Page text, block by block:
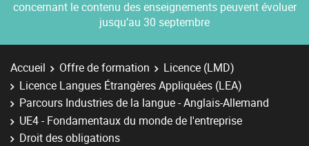
concernant le contenu des enseignements peuvent évoluer
jusqu’au 30 septembre
Accueil Offre de formation
Licence (LMD)
Licence Langues Étrangères Appliquées (LEA)
Parcours Industries de la langue - Anglais-Allemand
UE4 - Fondamentaux du monde de l'entreprise
Droit des obligations